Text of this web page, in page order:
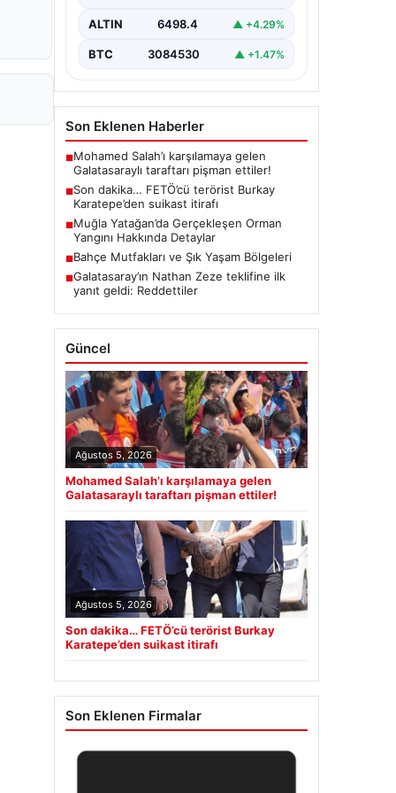
müdürlüklerince yürütülen ortak
ALTIN 6498.4 ▲ +4.29%
BTC 3084530 ▲ +1.47%
Son Eklenen Haberler
■Mohamed Salah’ı karşılamaya gelen
Galatasaraylı taraftarı pişman ettiler!
■Son dakika… FETÖ’cü terörist Burkay
Karatepe’den suikast itirafı
■Muğla Yatağan’da Gerçekleşen Orman
Yangını Hakkında Detaylar
■Bahçe Mutfakları ve Şık Yaşam Bölgeleri
■Galatasaray’ın Nathan Zeze teklifine ilk
yanıt geldi: Reddettiler
Güncel
Ağustos 5, 2026
Mohamed Salah’ı karşılamaya gelen
Galatasaraylı taraftarı pişman ettiler!
Ağustos 5, 2026
Son dakika… FETÖ’cü terörist Burkay
Karatepe’den suikast itirafı
Son Eklenen Firmalar